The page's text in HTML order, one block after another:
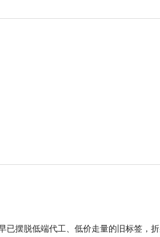
已摆脱低端代工、低价走量的旧标签，